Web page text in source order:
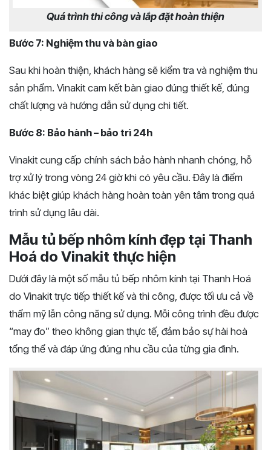
Quá trình thi công và lắp đặt hoàn thiện
Bước 7: Nghiệm thu và bàn giao
Sau khi hoàn thiện, khách hàng sẽ kiểm tra và nghiệm thu
sản phẩm. Vinakit cam kết bàn giao đúng thiết kế, đúng
chất lượng và hướng dẫn sử dụng chi tiết.
Bước 8: Bảo hành – bảo trì 24h
Vinakit cung cấp chính sách bảo hành nhanh chóng, hỗ
trợ xử lý trong vòng 24 giờ khi có yêu cầu. Đây là điểm
khác biệt giúp khách hàng hoàn toàn yên tâm trong quá
trình sử dụng lâu dài.
Mẫu tủ bếp nhôm kính đẹp tại Thanh
Hoá do Vinakit thực hiện
Dưới đây là một số mẫu tủ bếp nhôm kính tại Thanh Hoá
do Vinakit trực tiếp thiết kế và thi công, được tối ưu cả về
thẩm mỹ lẫn công năng sử dụng. Mỗi công trình đều được
“may đo” theo không gian thực tế, đảm bảo sự hài hoà
tổng thể và đáp ứng đúng nhu cầu của từng gia đình.